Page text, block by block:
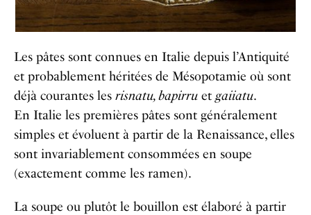
Les pâtes sont connues en Italie depuis l’Antiquité
et probablement héritées de Mésopotamie où sont
déjà courantes les risnatu, bapirru et gaiiatu.
En Italie les premières pâtes sont généralement
simples et évoluent à partir de la Renaissance, elles
sont invariablement consommées en soupe
(exactement comme les ramen).
La soupe ou plutôt le bouillon est élaboré à partir